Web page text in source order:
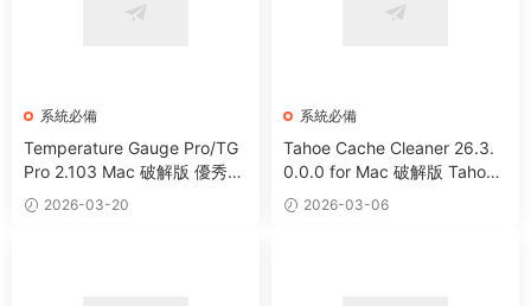
系統必備
Temperature Gauge Pro/TG
Pro 2.103 Mac 破解版 優秀硬
件溫度監測工具
2026-03-20
系統必備
Tahoe Cache Cleaner 26.3.
0.0.0 for Mac 破解版 Tahoe
系統優化防病毒清理軟件
2026-03-06